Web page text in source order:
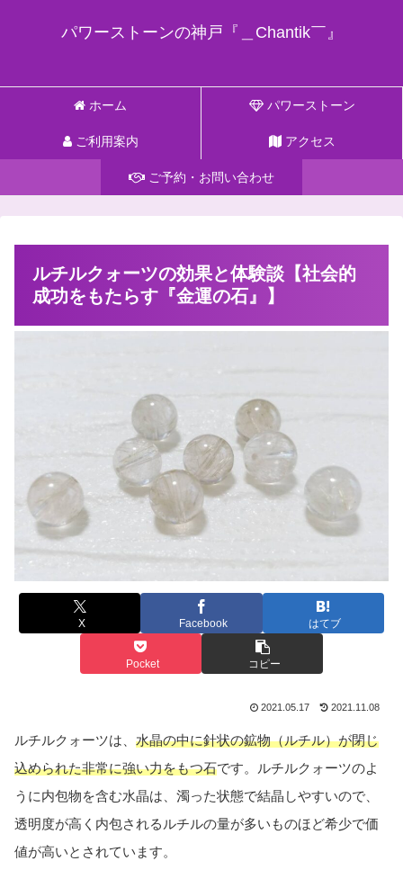
パワーストーンの神戸『＿Chantik￣』
ホーム パワーストーン
ご利用案内 アクセス
ご予約・お問い合わせ
ルチルクォーツの効果と体験談【社会的
成功をもたらす『金運の石』】
X Facebook はてブ
Pocket コピー
2021.05.17 2021.11.08
ルチルクォーツは、 水晶の中に針状の鉱物（ルチル）が閉じ
込められた非常に強い力をもつ石です。ルチルクォーツのよ
うに内包物を含む水晶は、濁った状態で結晶しやすいので、
透明度が高く内包されるルチルの量が多いものほど希少で価
値が高いとされています。